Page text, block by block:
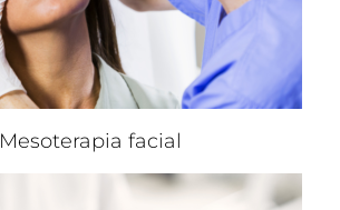
Mesoterapia facial